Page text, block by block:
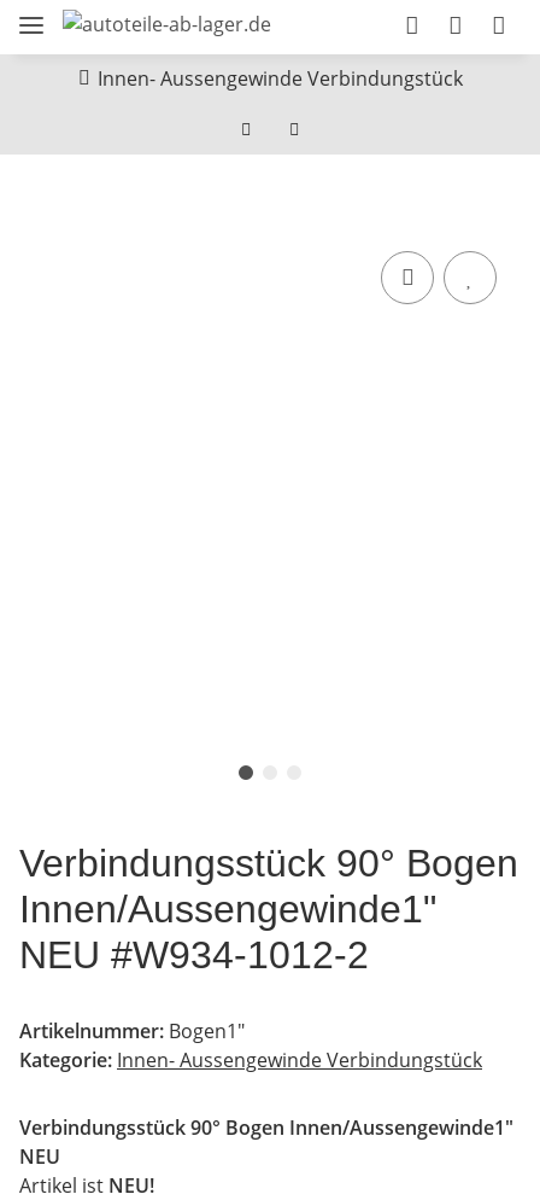
Innen- Aussengewinde Verbindungstück
Verbindungsstück 90° Bogen
Innen/Aussengewinde1"
NEU #W934-1012-2
Artikelnummer: Bogen1"
Kategorie: Innen- Aussengewinde Verbindungstück
Verbindungsstück 90° Bogen Innen/Aussengewinde1"
NEU
Artikel ist NEU!